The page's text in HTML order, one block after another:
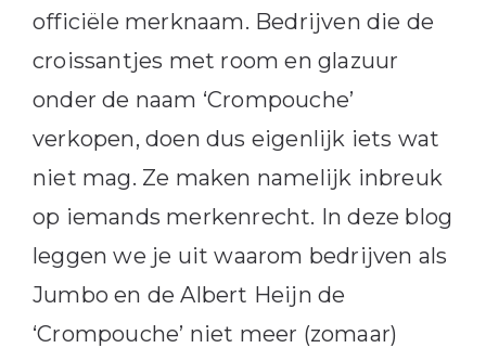
officiële merknaam. Bedrijven die de
croissantjes met room en glazuur
onder de naam ‘Crompouche’
verkopen, doen dus eigenlijk iets wat
niet mag. Ze maken namelijk inbreuk
op iemands merkenrecht. In deze blog
leggen we je uit waarom bedrijven als
Jumbo en de Albert Heijn de
‘Crompouche’ niet meer (zomaar)